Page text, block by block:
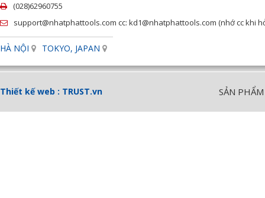
(028)62960755
support@nhatphattools.com cc: kd1@nhatphattools.com (nhớ cc khi
HÀ NỘI TOKYO, JAPAN
Thiết kế web : TRUST.vn SẢN PHẨM